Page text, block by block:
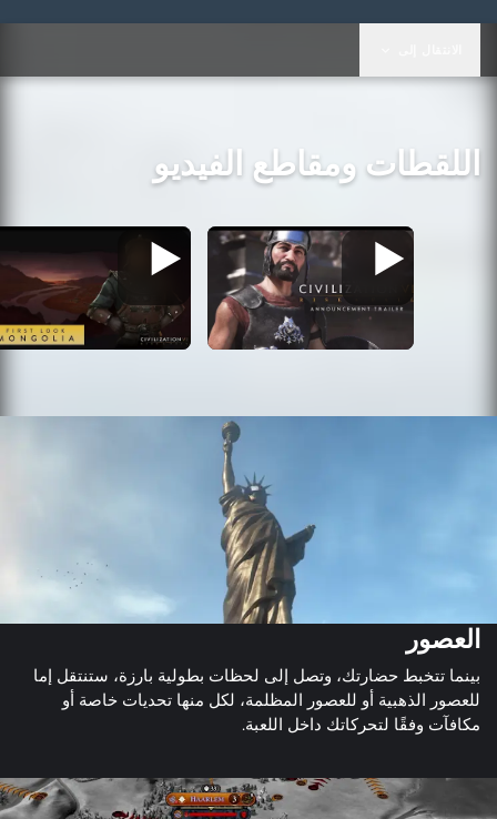
اللقطات ومقاطع الفيديو
العصور
بينما تتخبط حضارتك، وتصل إلى لحظات بطولية بارزة، ستنتقل إما
للعصور الذهبية أو للعصور المظلمة، لكل منها تحديات خاصة أو
مكافآت وفقًا لتحركاتك داخل اللعبة.